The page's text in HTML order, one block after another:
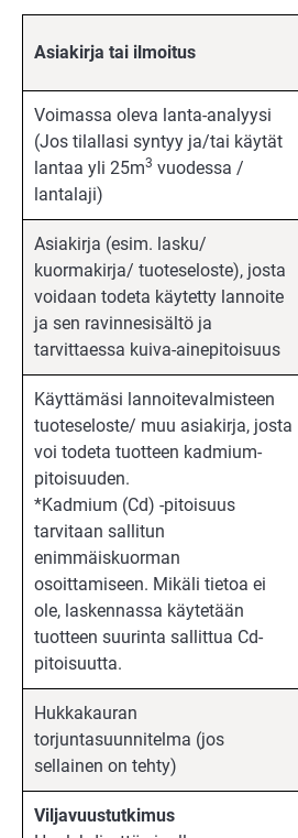
Asiakirja tai ilmoitus
Voimassa oleva lanta-analyysi
(Jos tilallasi syntyy ja/tai käytät
lantaa yli 25m3 vuodessa /
lantalaji)
Asiakirja (esim. lasku/
kuormakirja/ tuoteseloste), josta
voidaan todeta käytetty lannoite
ja sen ravinnesisältö ja
tarvittaessa kuiva-ainepitoisuus
Käyttämäsi lannoitevalmisteen
tuoteseloste/ muu asiakirja, josta
voi todeta tuotteen kadmium-
pitoisuuden.
*Kadmium (Cd) -pitoisuus
tarvitaan sallitun
enimmäiskuorman
osoittamiseen. Mikäli tietoa ei
ole, laskennassa käytetään
tuotteen suurinta sallittua Cd-
pitoisuutta.
Hukkakauran
torjuntasuunnitelma (jos
sellainen on tehty)
Viljavuustutkimus